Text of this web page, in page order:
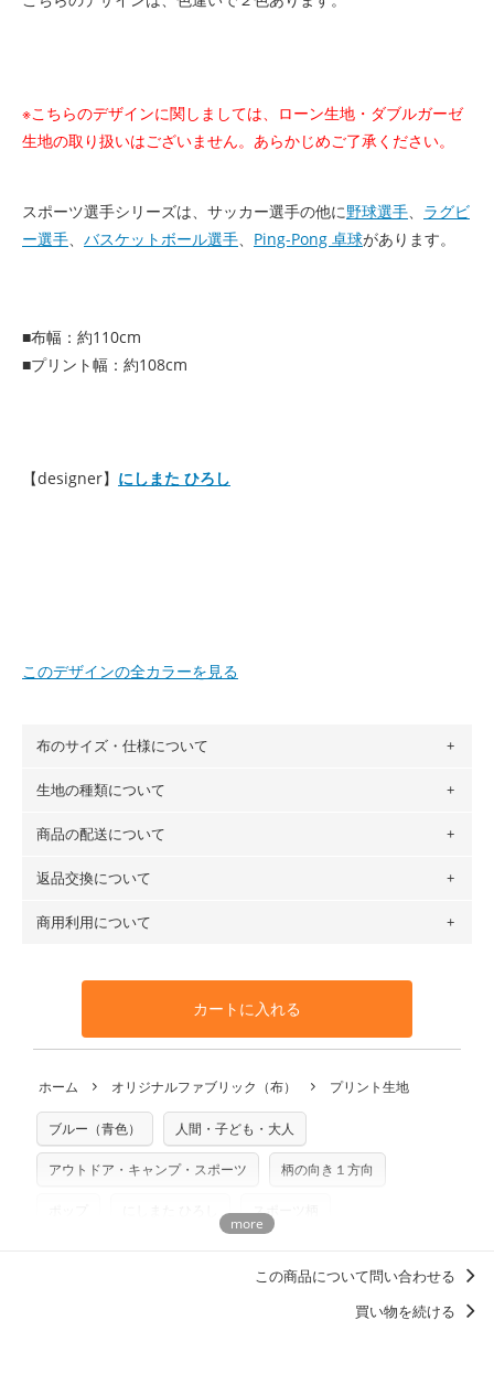
※こちらのデザインに関しましては、ローン生地・ダブルガーゼ
生地の取り扱いはございません。あらかじめご了承ください。
スポーツ選手シリーズは、サッカー選手の他に野球選手
ラグビ
ー選手
バスケットボール選手 Ping-Pong 卓球があります。
■布幅：約110cm
■プリント幅：約108cm
【designer】 にしまた ひろし
このデザインの全カラーを見る
布のサイズ・仕様について
布の長さは50cm単位での販売になります。
場合 → 購入数量「7」
※カットを希望の方は備考欄に「50cmずつカット希望」など
ご記載ください（50cm単位でのカットのみ）
プリント布の仕様についてもっと詳しく見る
生地の種類について
・現在、すべてのデザインのプリントに使用している生地は
ットン（ダブルガーゼ）・100％コットン（ローン）・コッ
トンリネン（ビエラ織）・100％コットン（ツイル）・
100％コットン（キャンバス・11号帆布）です。
生地見本サンプル（無料）を購入する
商品の配送について
・ネコポスでの配送は、布は2mまで型紙は2個までとなりま
も送料の表示が600円となり宅急便での配送となります。
となります。
※万が一、検品時に不備が見つかった場合は、4～5営業日後
※土日祝は営業日に含まれません。
※配送日のご指定は承れません。出来上がり次第、順次発送
返品交換について
・布はご注文後に注文数量のみをプリントするため、
購入後
や用尺をお間違えのないようお願いします。思っていた色味
と違う、などの理由での返品は承れません。予めご了承くだ
商用利用について
利用いただけます。「nunocoto fabric使用」といった記載
も不要です。（製品化した際に起こる全ての問題、クレーム
いませんのでご了承ください）
※有料型紙（ホームソーイング型紙シリーズ）および柄がえ
らべるキットに付属された型紙は商用利用できませんのでご
注意ください。型紙自体の転用・販売および型紙を使用して
商用利用についての詳細はこちら
カートに入れる
ホーム オリジナルファブリック（布） プリント生地
ブルー（青色） 人間・子ども・大人
アウトドア・キャンプ・スポーツ 柄の向き１方向
スポーツ柄
この商品について問い合わせる
買い物を続ける